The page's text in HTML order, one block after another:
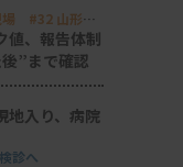
場 #32 山形済
値、報告体制
”まで確認
地入り、病院
診へ